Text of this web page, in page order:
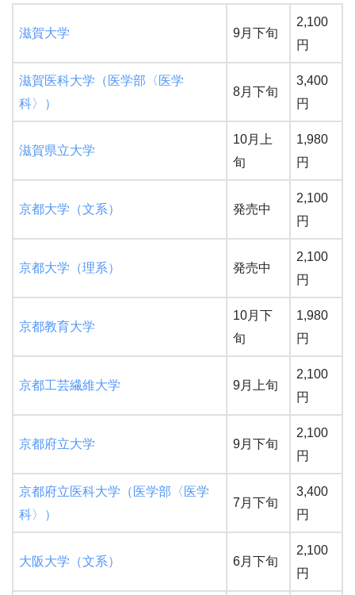
滋賀大学 9月下旬
2,100
円
滋賀医科大学（医学部〈医学
科〉）
8月下旬
3,400
円
滋賀県立大学
10月上
旬
1,980
円
京都大学（文系） 発売中
2,100
円
京都大学（理系） 発売中
2,100
円
京都教育大学
10月下
旬
1,980
円
京都工芸繊維大学 9月上旬
2,100
円
京都府立大学 9月下旬
2,100
円
京都府立医科大学（医学部〈医学
科〉）
7月下旬
3,400
円
大阪大学（文系） 6月下旬
2,100
円